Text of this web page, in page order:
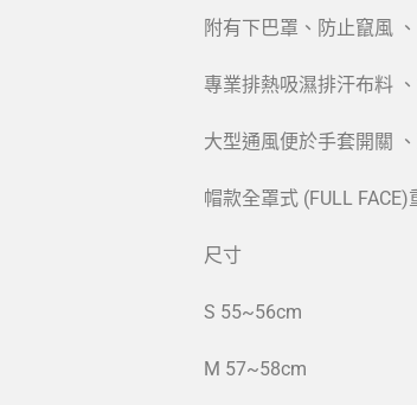
附有下巴罩、防止竄風
專業排熱吸濕排汗布料
大型通風便於手套開關
帽款全罩式 (FULL
尺寸
S 55~56cm
M 57~58cm